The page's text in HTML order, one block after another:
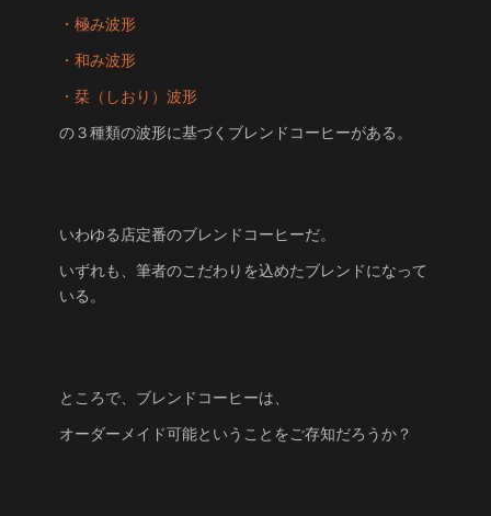
・極み波形
・和み波形
・栞（しおり）波形
の３種類の波形に基づくブレンドコーヒーがある。
いわゆる店定番のブレンドコーヒーだ。
いずれも、筆者のこだわりを込めたブレンドになって
いる。
ところで、ブレンドコーヒーは、
オーダーメイド可能ということをご存知だろうか？